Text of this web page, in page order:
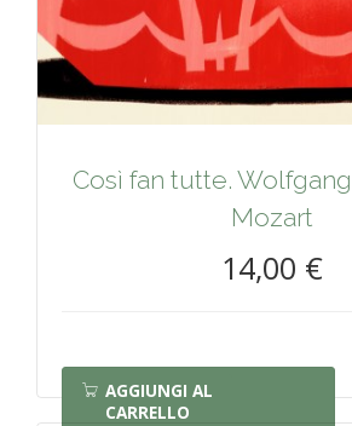
Così fan tutte.
Mozart
14,00 €
AGGIUNGI AL
CARRELLO